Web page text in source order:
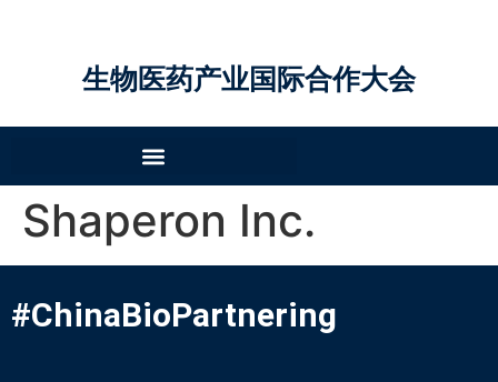
生物医药产业国际合作大会
Shaperon Inc.
#ChinaBioPartnering